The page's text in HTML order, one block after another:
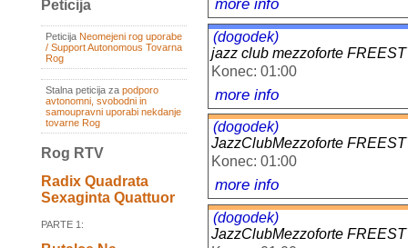
Peticija
Peticija Neomejeni rog uporabe
/ Support Autonomous Tovarna
Rog
Stalna peticija za podporo
avtonomni, svobodni in
samoupravni uporabi nekdanje
tovarne Rog
Rog RTV
Radix Quadrata
Sexaginta Quattuor
PARTE 1:
more info
(dogodek)
jazz club mezzoforte
Konec: 01:00
more info
(dogodek)
JazzClubMezzoforte
Konec: 01:00
more info
(dogodek)
JazzClubMezzoforte